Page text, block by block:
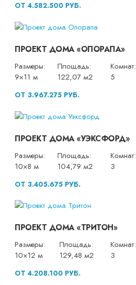
ОТ 4.582.500 РУБ.
ПРОЕКТ ДОМА «ОПОРАПА»
Размеры:
9×11 м
Площадь:
122,07 м2
Комнат:
5
ОТ 3.967.275 РУБ.
ПРОЕКТ ДОМА «УЭКСФОРД»
Размеры:
10×8 м
Площадь:
104,79 м2
Комнат:
3
ОТ 3.405.675 РУБ.
ПРОЕКТ ДОМА «ТРИТОН»
Размеры:
10×12 м
Площадь:
129,48 м2
Комнат:
3
ОТ 4.208.100 РУБ.